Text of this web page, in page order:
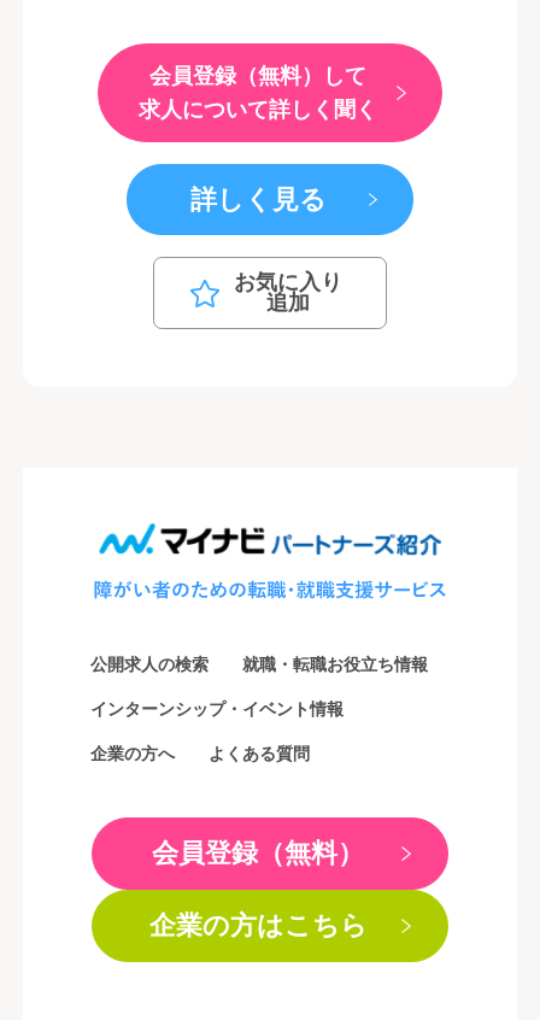
会員登録（無料）して
求人について詳しく聞く
詳しく見る
お気に入り
追加
公開求人の検索 就職・転職お役立ち情報
インターンシップ・イベント情報
企業の方へ よくある質問
会員登録（無料）
企業の方はこちら